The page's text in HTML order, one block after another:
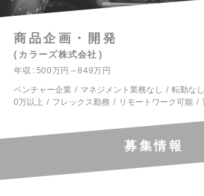
商品企画・開発
カラーズ株式会社
年収
500万円～849万円
ベンチャー企業
マネジメント業務なし 転勤なし
0万以上
フレックス勤務 リモートワーク可能
募集情報